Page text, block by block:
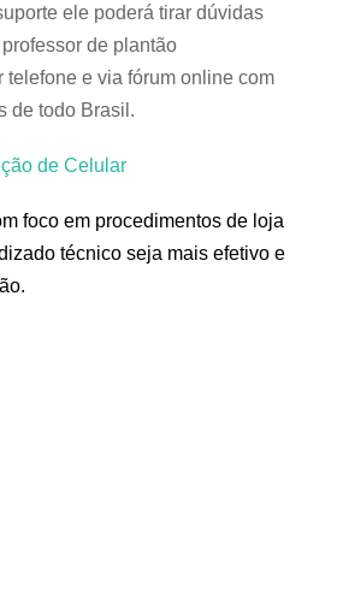
ele poderá tirar dúvidas
de plantão
telefone e via fórum online com
de todo Brasil.
foco em procedimentos de loja
técnico seja mais efetivo e